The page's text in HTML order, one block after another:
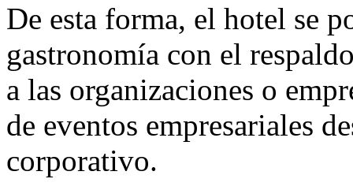
De esta forma, el hotel se
gastronomía con el
a las organizaciones o
de eventos empresariales
corporativo.